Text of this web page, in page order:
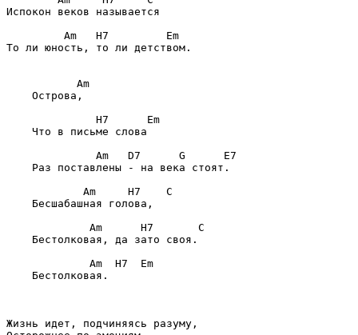
Испокон веков называется
         Am   H7         Em
То ли юность, то ли детством.
           Am
    Острова,
              H7      Em
    Что в письме слова
              Am   D7      G      E7
    Раз поставлены - на века стоят.
            Am     H7    C
    Бесшабашная голова,
             Am      H7       C
    Бестолковая, да зато своя.
             Am  H7  Em
    Бестолковая.
Жизнь идет, подчиняясь разуму,